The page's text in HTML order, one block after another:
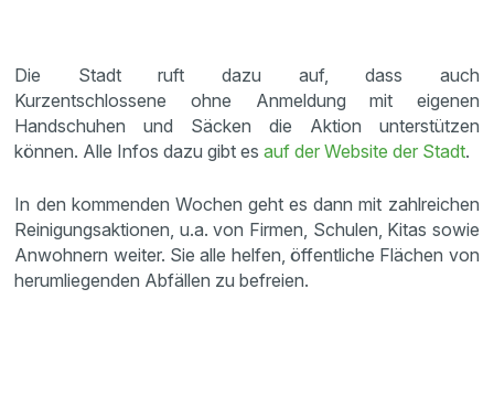
Die Stadt ruft dazu auf, dass auch
Kurzentschlossene ohne Anmeldung mit eigenen
Handschuhen und Säcken die Aktion unterstützen
können. Alle Infos dazu gibt esauf der Website der Stadt.
In den kommenden Wochen geht es dann mit zahlreichen
Reinigungsaktionen, u.a. von Firmen, Schulen, Kitas sowie
Anwohnern weiter. Sie alle helfen, öffentliche Flächen von
herumliegenden Abfällen zu befreien.